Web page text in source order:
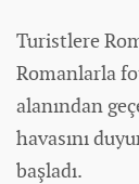
Turistlere
Romanlarla
alanından
havasını
başladı.